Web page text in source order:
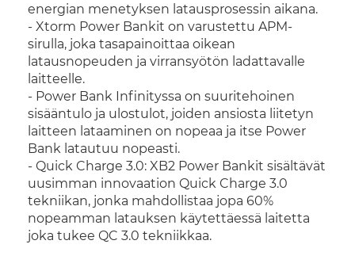
energian menetyksen latausprosessin aikana.
- Xtorm Power Bankit on varustettu APM-
sirulla, joka tasapainoittaa oikean
latausnopeuden ja virransyötön ladattavalle
laitteelle.
- Power Bank Infinityssa on suuritehoinen
sisääntulo ja ulostulot, joiden ansiosta liitetyn
laitteen lataaminen on nopeaa ja itse Power
Bank latautuu nopeasti.
- Quick Charge 3.0: XB2 Power Bankit sisältävät
uusimman innovaation Quick Charge 3.0
tekniikan, jonka mahdollistaa jopa 60%
nopeamman latauksen käytettäessä laitetta
joka tukee QC 3.0 tekniikkaa.